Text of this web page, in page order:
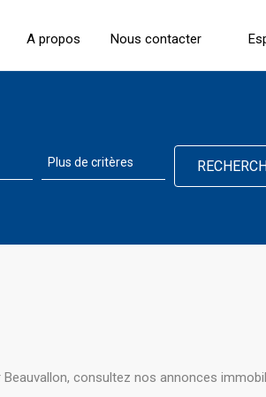
A propos Nous contacter
consultez nos annonces